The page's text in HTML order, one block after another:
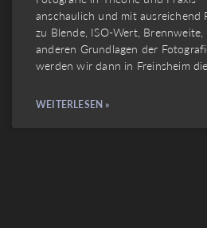
anschaulich und mit ausreichend
zu Blende, ISO-Wert,
anderen Grundlagen der
werden wir dann in Freinsheim
WEITERLESEN »